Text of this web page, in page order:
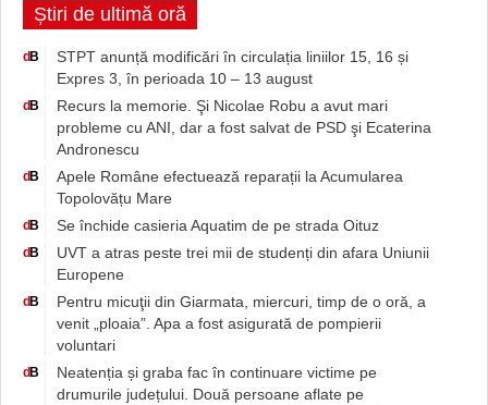
Știri de ultimă oră
dB
STPT anunță modificări în circulația liniilor 15, 16 și
Expres 3, în perioada 10 – 13 august
dB
Recurs la memorie. Şi Nicolae Robu a avut mari
probleme cu ANI, dar a fost salvat de PSD şi Ecaterina
Andronescu
dB
Apele Române efectuează reparații la Acumularea
Topolovățu Mare
dB Se închide casieria Aquatim de pe strada Oituz
dB
UVT a atras peste trei mii de studenți din afara Uniunii
Europene
dB
Pentru micuţii din Giarmata, miercuri, timp de o oră, a
venit „ploaia”. Apa a fost asigurată de pompierii
voluntari
dB
Neatenția și graba fac în continuare victime pe
drumurile județului. Două persoane aflate pe